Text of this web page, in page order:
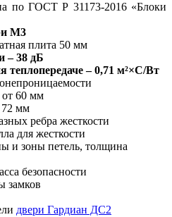
по ГОСТ Р 31173-2016 «Блоки
М3
плита 50 мм
– 38 дБ
теплопередаче – 0,71 м²×С/Вт
от 60 мм
72 мм
ребра жесткости
для жесткости
и зоны петель, толщина
безопасности
замков
двери Гардиан ДС2